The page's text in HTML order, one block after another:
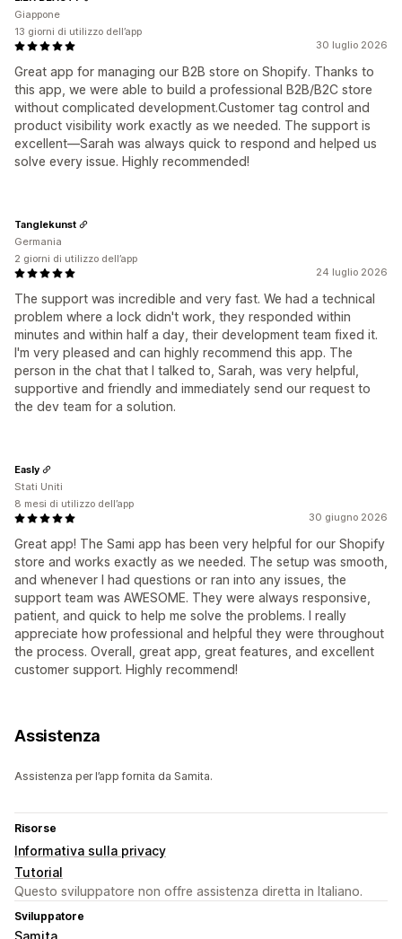
30 luglio 2026
Great app for managing our B2B store on Shopify. Thanks to
this app, we were able to build a professional B2B/B2C store
without complicated development.Customer tag control and
product visibility work exactly as we needed. The support is
excellent—Sarah was always quick to respond and helped us
solve every issue. Highly recommended!
Giappone
13 giorni di utilizzo dell’app
24 luglio 2026
The support was incredible and very fast. We had a technical
problem where a lock didn't work, they responded within
minutes and within half a day, their development team fixed it.
I'm very pleased and can highly recommend this app. The
person in the chat that I talked to, Sarah, was very helpful,
supportive and friendly and immediately send our request to
the dev team for a solution.
Tanglekunst
Germania
2 giorni di utilizzo dell’app
30 giugno 2026
Great app! The Sami app has been very helpful for our Shopify
store and works exactly as we needed. The setup was smooth,
and whenever I had questions or ran into any issues, the
support team was AWESOME. They were always responsive,
patient, and quick to help me solve the problems. I really
appreciate how professional and helpful they were throughout
the process. Overall, great app, great features, and excellent
customer support. Highly recommend!
Easly
Stati Uniti
8 mesi di utilizzo dell’app
Assistenza
Assistenza per l’app fornita da Samita.
Risorse
Informativa sulla privacy
Tutorial
Questo sviluppatore non offre assistenza diretta in Italiano.
Sviluppatore